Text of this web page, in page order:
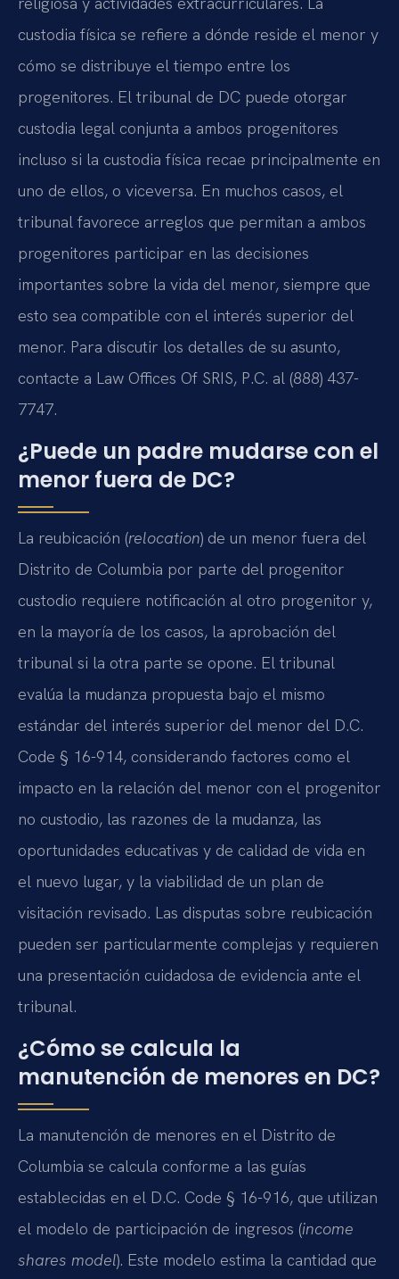
custodia física se refiere a dónde reside el menor y
cómo se distribuye el tiempo entre los
progenitores. El tribunal de DC puede otorgar
custodia legal conjunta a ambos progenitores
incluso si la custodia física recae principalmente en
uno de ellos, o viceversa. En muchos casos, el
tribunal favorece arreglos que permitan a ambos
progenitores participar en las decisiones
importantes sobre la vida del menor, siempre que
esto sea compatible con el interés superior del
menor. Para discutir los detalles de su asunto,
contacte a Law Offices Of SRIS, P.C. al (888) 437-
7747.
¿Puede un padre mudarse con el
menor fuera de DC?
La reubicación (relocation) de un menor fuera del
Distrito de Columbia por parte del progenitor
custodio requiere notificación al otro progenitor y,
en la mayoría de los casos, la aprobación del
tribunal si la otra parte se opone. El tribunal
evalúa la mudanza propuesta bajo el mismo
estándar del interés superior del menor del D.C.
Code § 16-914, considerando factores como el
impacto en la relación del menor con el progenitor
no custodio, las razones de la mudanza, las
oportunidades educativas y de calidad de vida en
el nuevo lugar, y la viabilidad de un plan de
visitación revisado. Las disputas sobre reubicación
pueden ser particularmente complejas y requieren
una presentación cuidadosa de evidencia ante el
tribunal.
¿Cómo se calcula la
manutención de menores en DC?
La manutención de menores en el Distrito de
Columbia se calcula conforme a las guías
establecidas en el D.C. Code § 16-916, que utilizan
el modelo de participación de ingresos (income
shares model). Este modelo estima la cantidad que